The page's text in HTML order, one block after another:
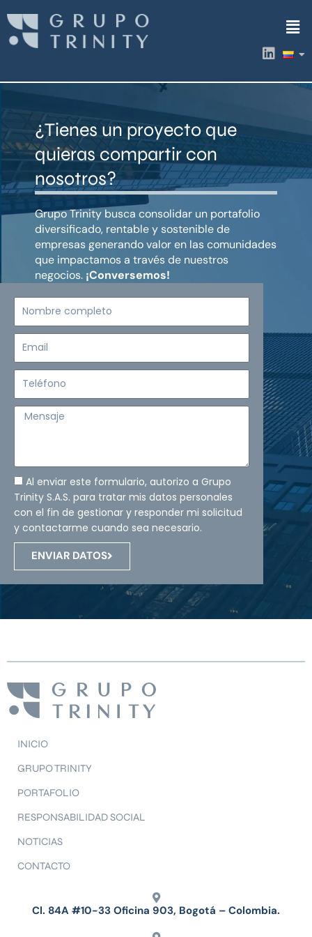
contenido
L
i
k
i
¿Tienes un proyecto que
quieras compartir con
nosotros?
Grupo Trinity busca consolidar un portafolio
diversificado, rentable y sostenible de
empresas generando valor en las comunidades
que impactamos a través de nuestros
negocios. ¡Conversemos!
Mensaje
Al enviar este formulario, autorizo a Grupo
Trinity S.A.S. para tratar mis datos personales
con el fin de gestionar y responder mi solicitud
y contactarme cuando sea necesario.
ENVIAR DATOS
INICIO
GRUPO TRINITY
PORTAFOLIO
RESPONSABILIDAD SOCIAL
NOTICIAS
CONTACTO
Cl. 84A #10-33 Oficina 903, Bogotá – Colombia.